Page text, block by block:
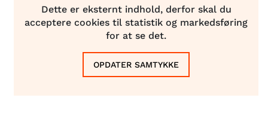
Dette er eksternt indhold, derfor skal du
acceptere cookies til statistik og markedsføring
for at se det.
OPDATER SAMTYKKE